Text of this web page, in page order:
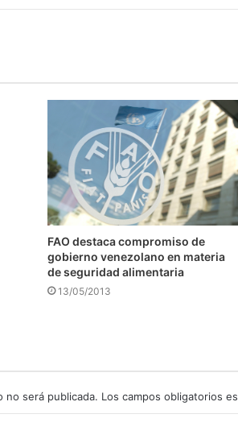
FAO destaca compromiso de
gobierno venezolano en materia
de seguridad alimentaria
13/05/2013
no será publicada. Los campos obligatorios